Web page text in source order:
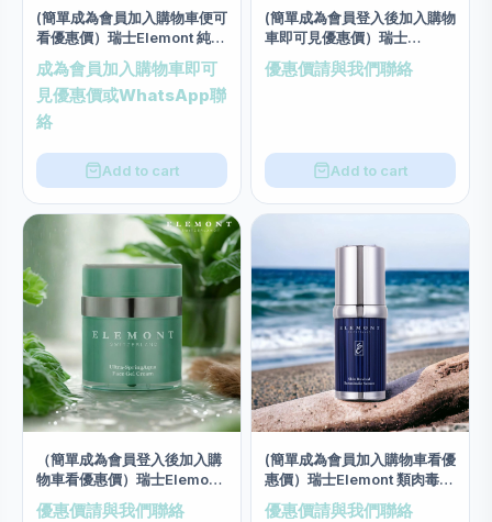
(簡單成為會員加入購物車便可
看優惠價）瑞士Elemont 純源
水療1000倍精華素 (50ml)
成為會員加入購物車即可
見優惠價或WhatsApp聯
絡
Add to cart
(簡單成為會員登入後加入購物
車即可見優惠價）瑞士
Elemont 煥彩亮肌水光精華
30ml
優惠價請與我們聯絡
Add to cart
（簡單成為會員登入後加入購
物車看優惠價）瑞士Elemont
水漾極緻清爽啫喱面霜 50ml
優惠價請與我們聯絡
(簡單成為會員加入購物車看優
惠價）瑞士Elemont 類肉毒桿
菌活膚精華素 30ml
優惠價請與我們聯絡